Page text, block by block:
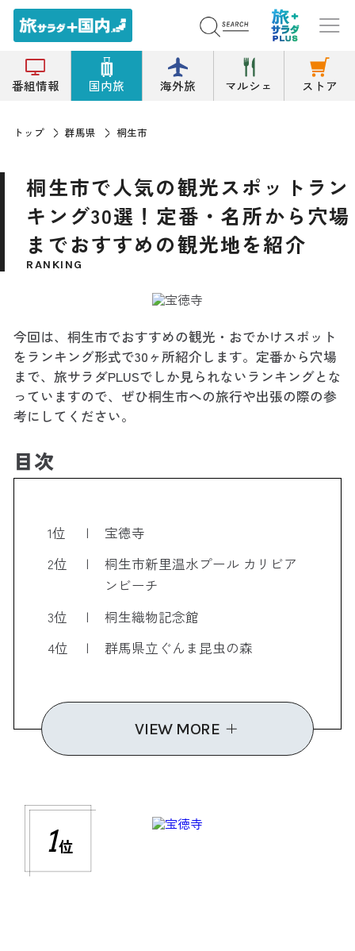
番組情報 国内旅 海外旅 マルシェ ストア
トップ 群馬県 桐生市
桐生市で人気の観光スポットラン
キング30選！定番・名所から穴場
までおすすめの観光地を紹介
RANKING
今回は、桐生市でおすすめの観光・おでかけスポット
をランキング形式で30ヶ所紹介します。定番から穴場
まで、旅サラダPLUSでしか見られないランキングとな
っていますので、ぜひ桐生市への旅行や出張の際の参
考にしてください。
目次
1位
宝徳寺
2位
桐生市新里温水プール カリビア
ンビーチ
3位
桐生織物記念館
4位
群馬県立ぐんま昆虫の森
VIEW MORE
1位